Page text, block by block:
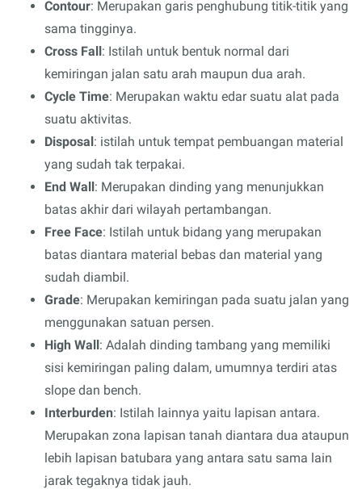
Contour: Merupakan garis penghubung titik-titik yang
sama tingginya.
Cross Fall: Istilah untuk bentuk normal dari
kemiringan jalan satu arah maupun dua arah.
Cycle Time: Merupakan waktu edar suatu alat pada
suatu aktivitas.
Disposal: istilah untuk tempat pembuangan material
yang sudah tak terpakai.
End Wall: Merupakan dinding yang menunjukkan
batas akhir dari wilayah pertambangan.
Free Face: Istilah untuk bidang yang merupakan
batas diantara material bebas dan material yang
sudah diambil.
Grade: Merupakan kemiringan pada suatu jalan yang
menggunakan satuan persen.
High Wall: Adalah dinding tambang yang memiliki
sisi kemiringan paling dalam, umumnya terdiri atas
slope dan bench.
Interburden: Istilah lainnya yaitu lapisan antara.
Merupakan zona lapisan tanah diantara dua ataupun
lebih lapisan batubara yang antara satu sama lain
jarak tegaknya tidak jauh.